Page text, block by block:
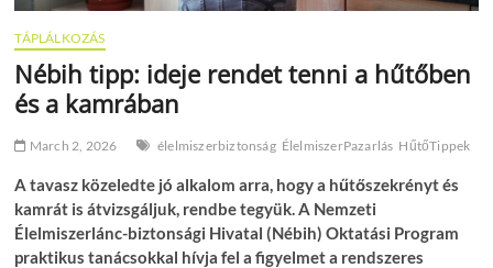
TÁPLÁLKOZÁS
Nébih tipp: ideje rendet tenni a hűtőben
és a kamrában
March 2, 2026 élelmiszerbiztonság ÉlelmiszerPazarlás HűtőTippek
A tavasz közeledte jó alkalom arra, hogy a hűtőszekrényt és
kamrát is átvizsgáljuk, rendbe tegyük. A Nemzeti
Élelmiszerlánc-biztonsági Hivatal (Nébih) Oktatási Program
praktikus tanácsokkal hívja fel a figyelmet a rendszeres